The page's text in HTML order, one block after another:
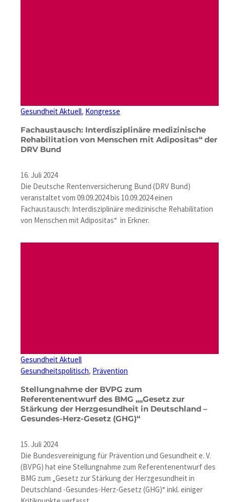
Gesundheit Aktuell, Kongresse
Fachaustausch: Interdisziplinäre medizinische
Rehabilitation von Menschen mit Adipositas“ der
DRV Bund
16. Juli 2024
Die Deutsche Rentenversicherung Bund (DRV Bund)
veranstaltet vom 09.09.2024 bis 10.09.2024 einen
Fachaustausch: Interdisziplinäre medizinische Rehabilitation
von Menschen mit Adipositas“ in Erkner.
Gesundheit Aktuell
Gesundheitspolitisch, Prävention
Stellungnahme der BVPG zum
Referentenentwurf des BMG „„Gesetz zur
Stärkung der Herzgesundheit in Deutschland –
Gesundes-Herz-Gesetz (GHG)“
15. Juli 2024
Die Bundesvereinigung für Prävention und Gesundheit e. V.
(BVPG) hat eine Stellungnahme zum Referentenentwurf des
BMG zum „Gesetz zur Stärkung der Herzgesundheit in
Deutschland -Gesundes-Herz-Gesetz (GHG)“ inkl. einiger